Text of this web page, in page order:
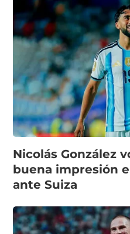
Nicolás González
buena impresión
ante Suiza